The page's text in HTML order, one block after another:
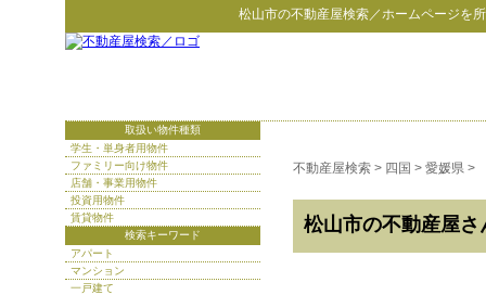
松山市の不動産屋検索／ホームページを
不動産屋検索 > 四国 > 愛媛県 >
松山市の不動産屋さ
取扱い物件種類
学生・単身者用物件
ファミリー向け物件
店舗・事業用物件
投資用物件
賃貸物件
検索キーワード
アパート
マンション
一戸建て